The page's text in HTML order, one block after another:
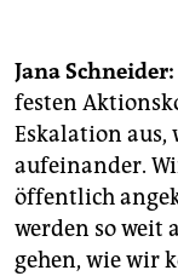
Jana Schneider:
festen
Eskalation aus,
aufeinander.
öffentlich
werden so weit
gehen, wie wir